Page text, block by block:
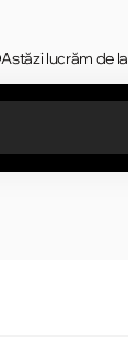
Astăzi lucrăm de